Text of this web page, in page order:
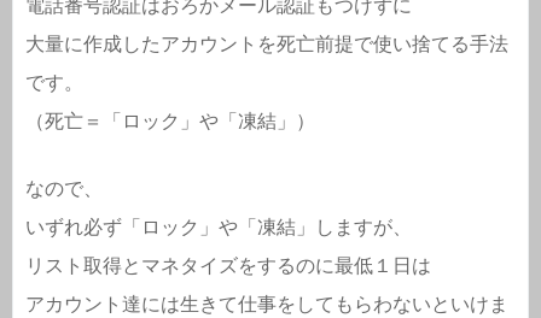
電話番号認証はおろかメール認証もつけずに
大量に作成したアカウントを死亡前提で使い捨てる手法
です。
（死亡＝「ロック」や「凍結」）
なので、
いずれ必ず「ロック」や「凍結」しますが、
リスト取得とマネタイズをするのに最低１日は
アカウント達には生きて仕事をしてもらわないといけま